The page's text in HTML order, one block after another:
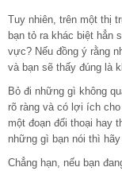
Tuy nhiên, trên một thị
bạn tỏ ra khác biệt hẳn
vực? Nếu đồng ý rằng
và bạn sẽ thấy đúng là
Bỏ đi những gì không
rõ ràng và có lợi ích
một đoạn đối thoại hay
những gì bạn nói thì
Chẳng hạn, nếu bạn